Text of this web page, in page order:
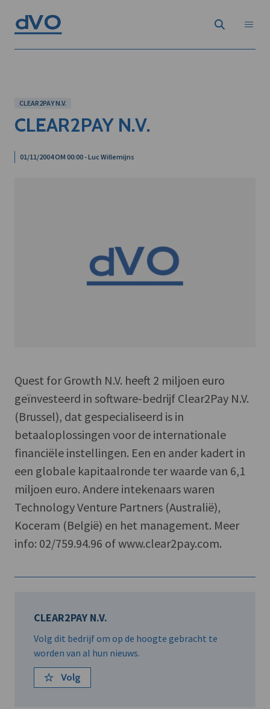
CLEAR2PAY N.V.
CLEAR2PAY N.V.
01/11/2004 OM 00:00 - Luc Willemijns
Quest for Growth N.V. heeft 2 miljoen euro
geïnvesteerd in software-bedrijf Clear2Pay N.V.
(Brussel), dat gespecialiseerd is in
betaaloplossingen voor de internationale
financiële instellingen. Een en ander kadert in
een globale kapitaalronde ter waarde van 6,1
miljoen euro. Andere intekenaars waren
Technology Venture Partners (Australië),
Koceram (België) en het management. Meer
info: 02/759.94.96 of www.clear2pay.com.
CLEAR2PAY N.V.
Volg dit bedrijf om op de hoogte gebracht te
worden van al hun nieuws.
Volg